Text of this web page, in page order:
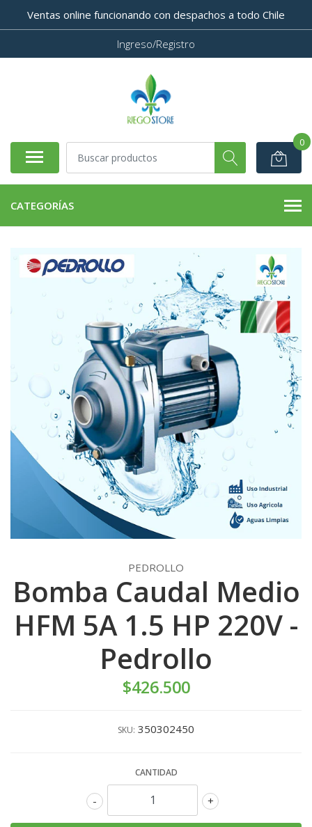
Ventas online funcionando con despachos a todo Chile
Ingreso/Registro
0
CATEGORÍAS
PEDROLLO
Bomba Caudal Medio
HFM 5A 1.5 HP 220V -
Pedrollo
$426.500
SKU: 350302450
CANTIDAD
+
-